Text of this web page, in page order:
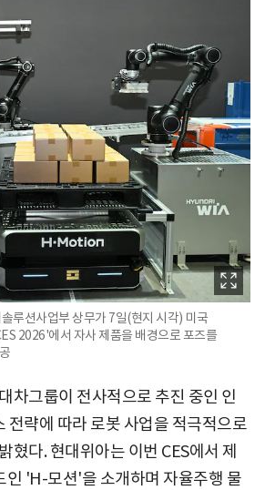
루션사업부 상무가 7일(현지 시각) 미국
2026'에서 자사 제품을 배경으로 포즈를
차그룹이 전사적으로 추진 중인 인
전략에 따라 로봇 사업을 적극적으로
혔다. 현대위아는 이번 CES에서 제
인 'H-모션'을 소개하며 자율주행 물